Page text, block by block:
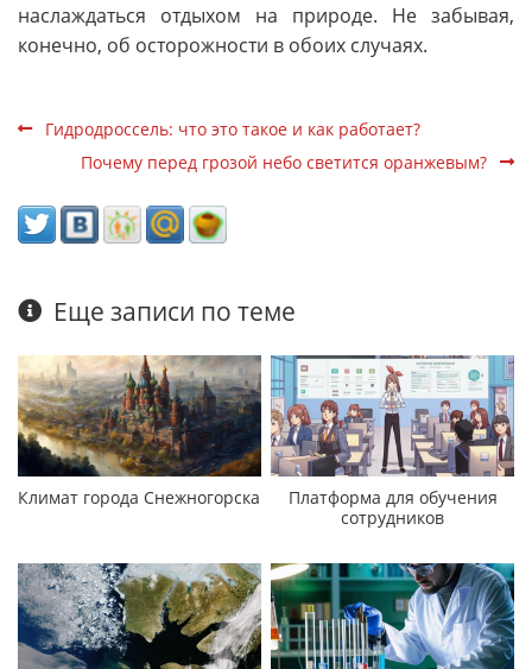
наслаждаться отдыхом на природе. Не забывая,
конечно, об осторожности в обоих случаях.
Гидродроссель: что это такое и как работает?
Почему перед грозой небо светится оранжевым?
Еще записи по теме
Климат города Снежногорска
Платформа для обучения
сотрудников